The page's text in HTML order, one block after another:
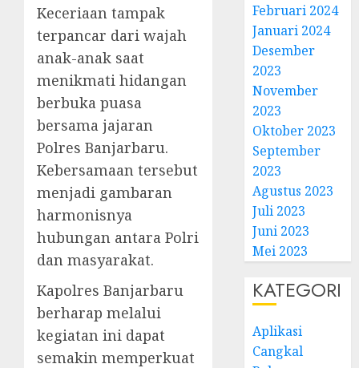
Keceriaan tampak
terpancar dari wajah
anak-anak saat
menikmati hidangan
berbuka puasa
bersama jajaran
Polres Banjarbaru.
Kebersamaan tersebut
menjadi gambaran
harmonisnya
hubungan antara Polri
dan masyarakat.
Kapolres Banjarbaru
berharap melalui
kegiatan ini dapat
semakin memperkuat
Februari 2024
Januari 2024
Desember
2023
November
2023
Oktober 2023
September
2023
Agustus 2023
Juli 2023
Juni 2023
Mei 2023
KATEGORI
Aplikasi
Cangkal